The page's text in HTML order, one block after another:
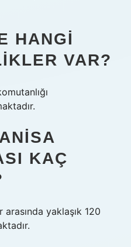
HANGI
VAR?
KAÇ
yaklaşık 120